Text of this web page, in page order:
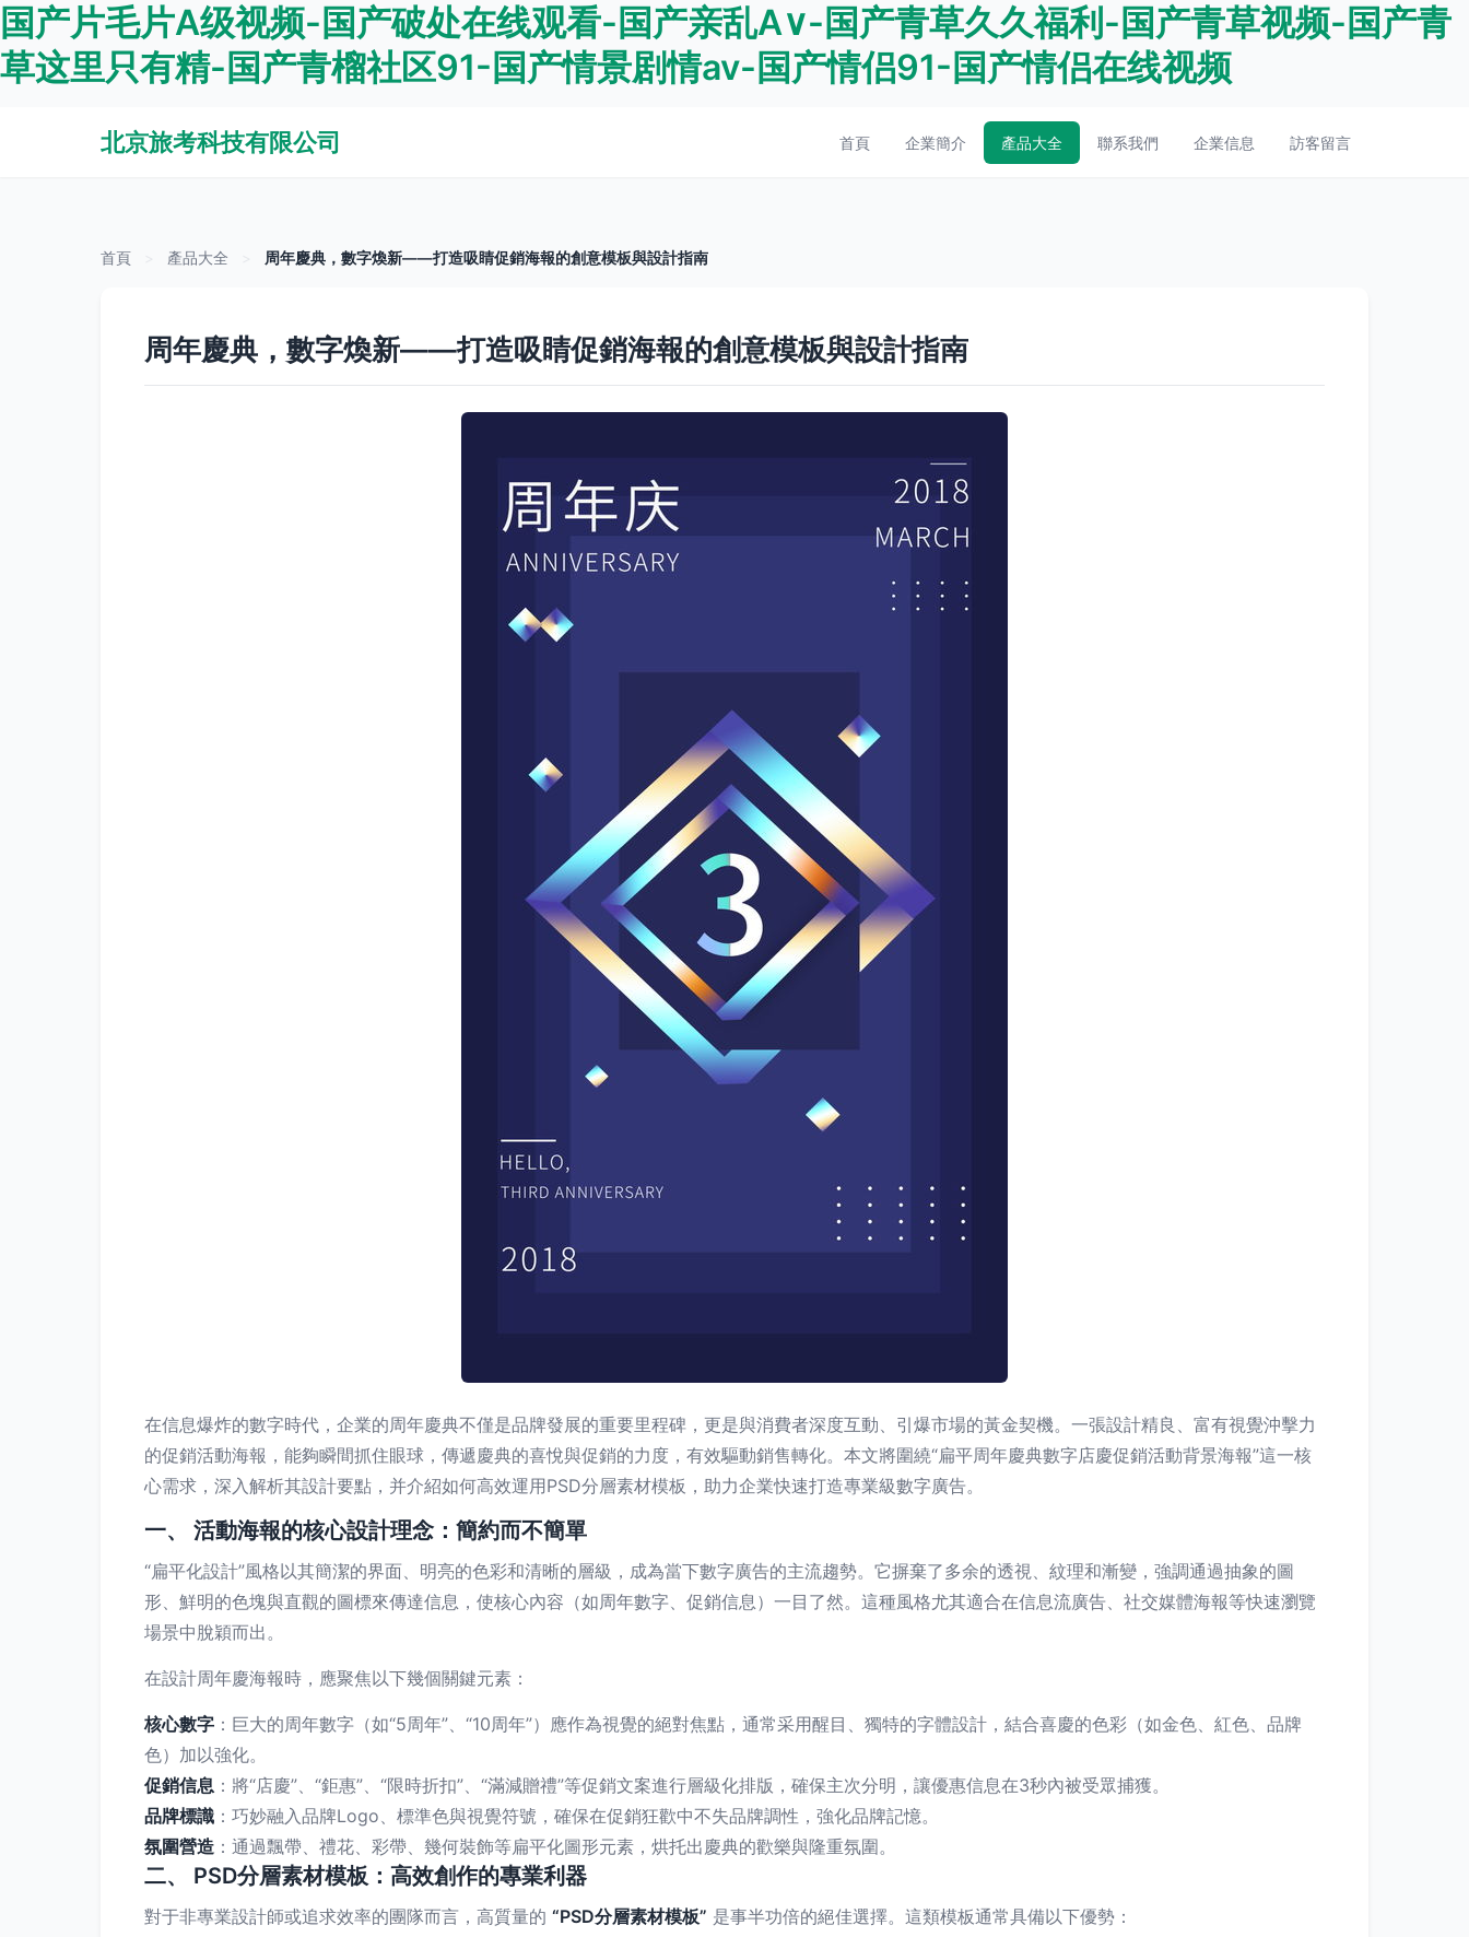
国产片毛片A级视频-国产破处在线观看-国产亲乱A∨-国产青草久久福利-国产青草视频-国产青
草这里只有精-国产青榴社区91-国产情景剧情av-国产情侣91-国产情侣在线视频
北京旅考科技有限公司 首頁 企業簡介 產品大全 聯系我們 企業信息 訪客留言
首頁 產品大全 周年慶典，數字煥新——打造吸睛促銷海報的創意模板與設計指南
周年慶典，數字煥新——打造吸睛促銷海報的創意模板與設計指南
在信息爆炸的數字時代，企業的周年慶典不僅是品牌發展的重要里程碑，更是與消費者深度互動、引爆市場的黃金契機。一張設計精良、富有視覺沖擊力
的促銷活動海報，能夠瞬間抓住眼球，傳遞慶典的喜悅與促銷的力度，有效驅動銷售轉化。本文將圍繞“扁平周年慶典數字店慶促銷活動背景海報”這一核
心需求，深入解析其設計要點，并介紹如何高效運用PSD分層素材模板，助力企業快速打造專業級數字廣告。
一、 活動海報的核心設計理念：簡約而不簡單
“扁平化設計”風格以其簡潔的界面、明亮的色彩和清晰的層級，成為當下數字廣告的主流趨勢。它摒棄了多余的透視、紋理和漸變，強調通過抽象的圖
形、鮮明的色塊與直觀的圖標來傳達信息，使核心內容（如周年數字、促銷信息）一目了然。這種風格尤其適合在信息流廣告、社交媒體海報等快速瀏覽
場景中脫穎而出。
在設計周年慶海報時，應聚焦以下幾個關鍵元素：
核心數字 ：巨大的周年數字（如“5周年”、“10周年”）應作為視覺的絕對焦點，通常采用醒目、獨特的字體設計，結合喜慶的色彩（如金色、紅色、品牌
色）加以強化。
促銷信息 ：將“店慶”、“鉅惠”、“限時折扣”、“滿減贈禮”等促銷文案進行層級化排版，確保主次分明，讓優惠信息在3秒內被受眾捕獲。
品牌標識 ：巧妙融入品牌Logo、標準色與視覺符號，確保在促銷狂歡中不失品牌調性，強化品牌記憶。
氛圍營造 ：通過飄帶、禮花、彩帶、幾何裝飾等扁平化圖形元素，烘托出慶典的歡樂與隆重氛圍。
二、 PSD分層素材模板：高效創作的專業利器
對于非專業設計師或追求效率的團隊而言，高質量的 “PSD分層素材模板” 是事半功倍的絕佳選擇。這類模板通常具備以下優勢：